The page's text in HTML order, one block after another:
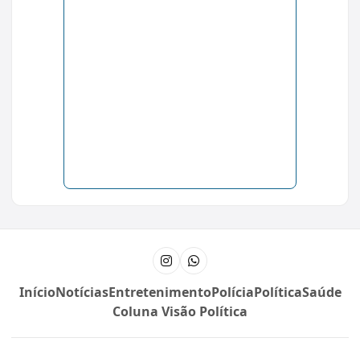
InstagramCanal do WhatsApp
InícioNotíciasEntretenimentoPolíciaPolíticaSaúde
Coluna Visão Política